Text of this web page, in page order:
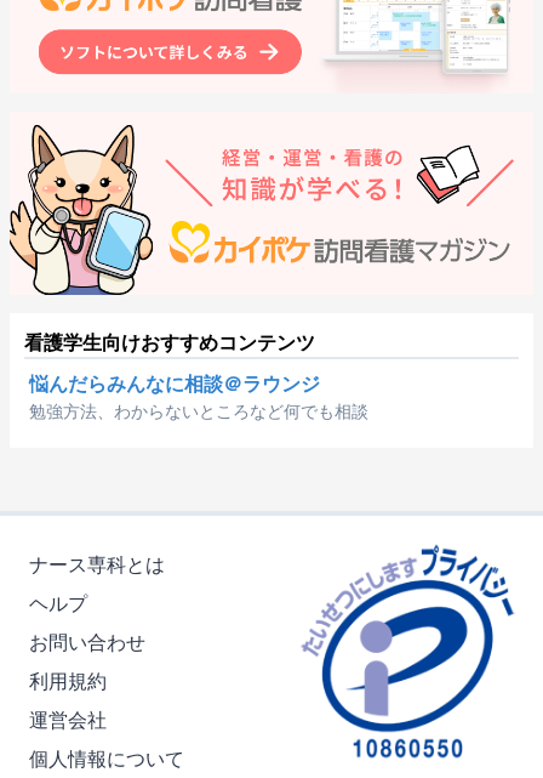
看護学生向けおすすめコンテンツ
悩んだらみんなに相談＠ラウンジ
勉強方法、わからないところなど何でも相談
ナース専科とは
ヘルプ
お問い合わせ
利用規約
運営会社
個人情報について